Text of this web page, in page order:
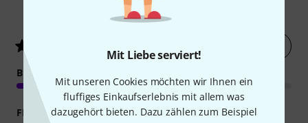
Mit Liebe serviert!
Mit unseren Cookies möchten wir Ihnen ein
fluffiges Einkaufserlebnis mit allem was
dazugehört bieten. Dazu zählen zum Beispiel
Kundenbewertungen
BEDIENUNG
FEATURES